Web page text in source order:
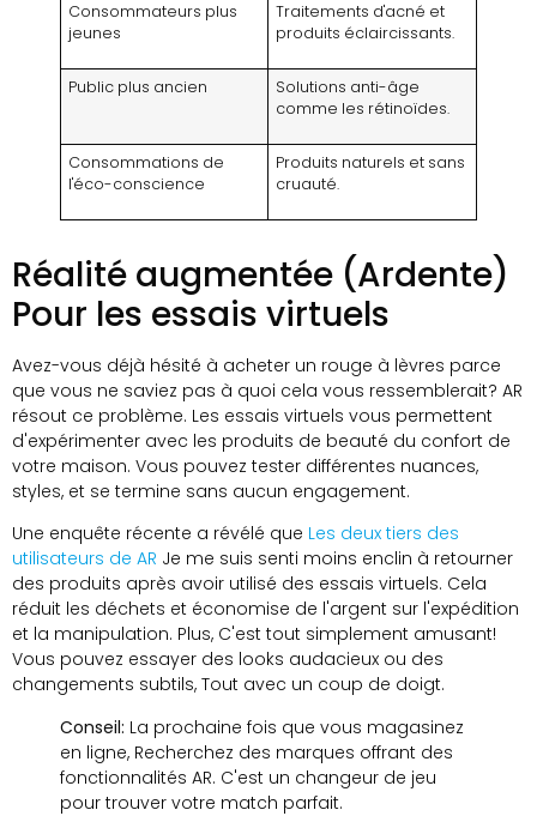
Consommateurs plus
jeunes
Traitements d'acné et
produits éclaircissants.
Public plus ancien
Solutions anti-âge
comme les rétinoïdes.
Consommations de
l'éco-conscience
Produits naturels et sans
cruauté.
Réalité augmentée (Ardente)
Pour les essais virtuels
Avez-vous déjà hésité à acheter un rouge à lèvres parce
que vous ne saviez pas à quoi cela vous ressemblerait? AR
résout ce problème. Les essais virtuels vous permettent
d'expérimenter avec les produits de beauté du confort de
votre maison. Vous pouvez tester différentes nuances,
styles, et se termine sans aucun engagement.
Une enquête récente a révélé que Les deux tiers des
utilisateurs de AR Je me suis senti moins enclin à retourner
des produits après avoir utilisé des essais virtuels. Cela
réduit les déchets et économise de l'argent sur l'expédition
et la manipulation. Plus, C'est tout simplement amusant!
Vous pouvez essayer des looks audacieux ou des
changements subtils, Tout avec un coup de doigt.
Conseil: La prochaine fois que vous magasinez
en ligne, Recherchez des marques offrant des
fonctionnalités AR. C'est un changeur de jeu
pour trouver votre match parfait.